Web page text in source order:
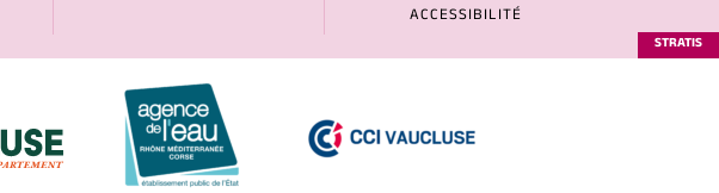
ACCESSIBILITÉ
STRATIS